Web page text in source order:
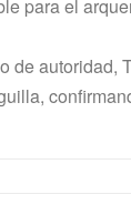
para el
de autoridad,